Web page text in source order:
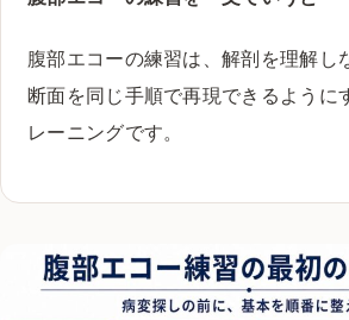
腹部エコーの練習は、解剖を理解し
断面を同じ手順で再現できるように
レーニングです。